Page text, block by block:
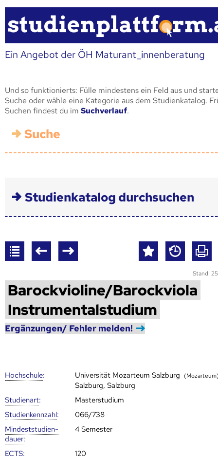
Ein Angebot der ÖH Maturant_innenberatung
Und so funktionierts: Fülle mindestens ein Feld aus und
Suche oder wähle eine Kategorie aus dem Studienkatalog.
Suchen findest du im Suchverlauf.
Suche
Studienkatalog durchsuchen
Stand:
Barockvioline/Barockviola
Instrumentalstudium
Ergänzungen/ Fehler melden!
Hoch­schule: Universität Mozarteum Salzburg
Salzburg, Salzburg
Studienart:
Masterstudium
Studien­kenn­zahl:
066/738
Mindest­studien­
dauer:
4 Semester
ECTS:
120